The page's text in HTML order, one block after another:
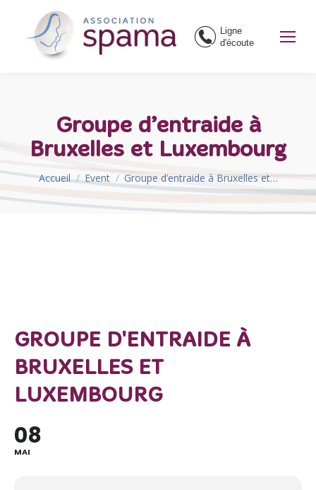
Ligne
d'écoute
Groupe d’entraide à
Bruxelles et Luxembourg
Vous êtes ici :
Accueil Event Groupe d’entraide à Bruxelles et…
GROUPE D'ENTRAIDE À
BRUXELLES ET
LUXEMBOURG
08
MAI